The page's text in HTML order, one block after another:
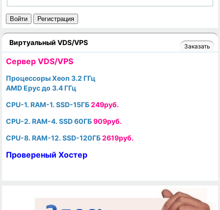
Войти Регистрация
Виртуальный VDS/VPS Заказать
Cервер VDS/VPS
Процессоры Xeon 3.2 ГГц
AMD Epyc до 3.4 ГГц
CPU-1. RAM-1. SSD-15ГБ249руб.
CPU-2. RAM-4. SSD 60ГБ909руб.
CPU-8. RAM-12. SSD-120ГБ2619руб.
Провереный Хостер